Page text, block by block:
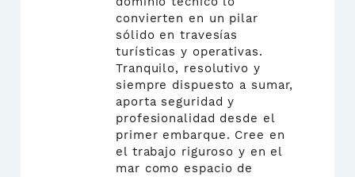
convierten en un pilar
sólido en travesías
turísticas y operativas.
Tranquilo, resolutivo y
siempre dispuesto a sumar,
aporta seguridad y
profesionalidad desde el
primer embarque. Cree en
el trabajo riguroso y en el
mar como espacio de